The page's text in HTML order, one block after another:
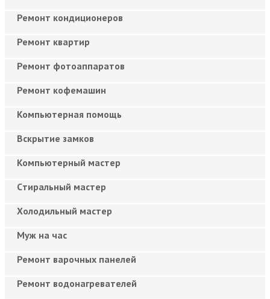
Ремонт кондиционеров
Ремонт квартир
Ремонт фотоаппаратов
Ремонт кофемашин
Компьютерная помощь
Вскрытие замков
Компьютерный мастер
Cтиральный мастер
Холодильный мастер
Муж на час
Ремонт варочных панелей
Ремонт водонагревателей